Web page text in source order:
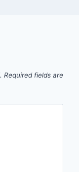
Required fields are